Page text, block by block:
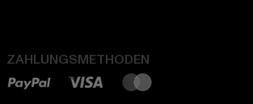
ZAHLUNGSMETHODEN